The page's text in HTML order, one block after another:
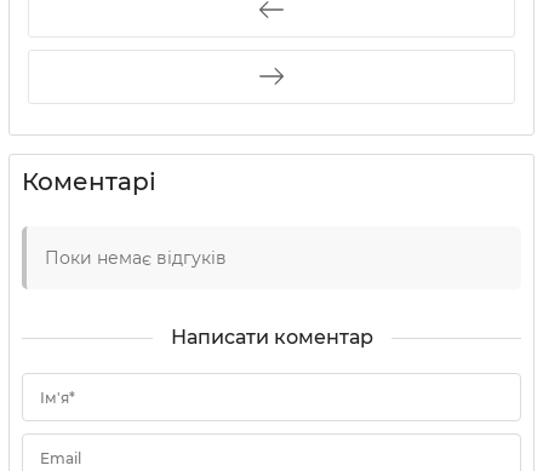
Коментарі
Поки немає відгуків
Написати коментар
Ім'я*
Email